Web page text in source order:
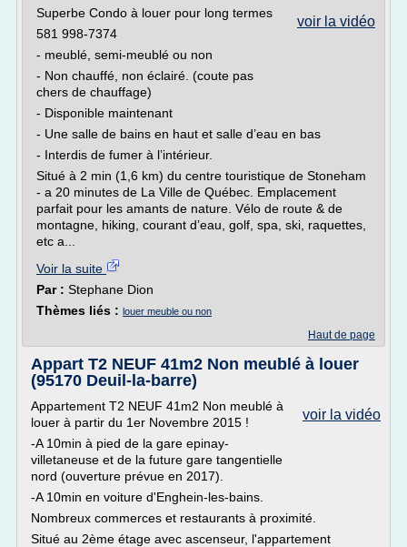
voir la vidéo
Superbe Condo à louer pour long termes
581 998-7374
- meublé, semi-meublé ou non
- Non chauffé, non éclairé. (coute pas
chers de chauffage)
- Disponible maintenant
- Une salle de bains en haut et salle d’eau en bas
- Interdis de fumer à l’intérieur.
Situé à 2 min (1,6 km) du centre touristique de Stoneham
- a 20 minutes de La Ville de Québec. Emplacement
parfait pour les amants de nature. Vélo de route & de
montagne, hiking, courant d’eau, golf, spa, ski, raquettes,
etc a...
Voir la suite
Par : Stephane Dion
Thèmes liés : louer meuble ou non
Haut de page
Appart T2 NEUF 41m2 Non meublé à louer
(95170 Deuil-la-barre)
voir la vidéo
Appartement T2 NEUF 41m2 Non meublé à
louer à partir du 1er Novembre 2015 !
-A 10min à pied de la gare epinay-
villetaneuse et de la future gare tangentielle
nord (ouverture prévue en 2017).
-A 10min en voiture d'Enghein-les-bains.
Nombreux commerces et restaurants à proximité.
Situé au 2ème étage avec ascenseur, l'appartement